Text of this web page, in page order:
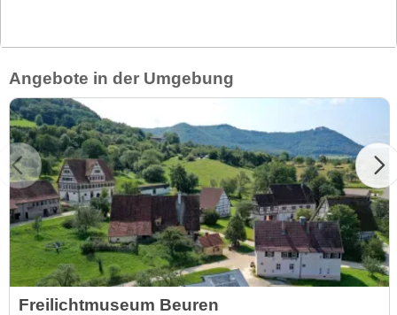
Angebote in der Umgebung
Freilichtmuseum Beuren